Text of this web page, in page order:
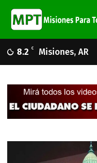
8.2 C Misiones, AR